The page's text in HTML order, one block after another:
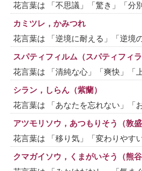
花言葉は 「不思議」「驚き」「分
カミツレ，かみつれ
花言葉は 「逆境に耐える」「逆境
スパティフィルム（スパティフィラ
花言葉は 「清純な心」「爽快」「
シラン，しらん（紫蘭）
花言葉は 「あなたを忘れない」「
アツモリソウ，あつもりそう（敦盛
花言葉は 「移り気」「変わりやす
クマガイソウ，くまがいそう（熊谷